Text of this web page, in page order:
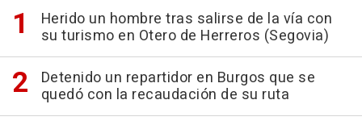
Herido un hombre tras salirse de la vía con
su turismo en Otero de Herreros (Segovia)
Detenido un repartidor en Burgos que se
quedó con la recaudación de su ruta